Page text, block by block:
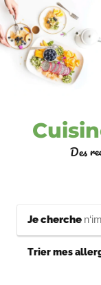
Des
Je cherche
Trier mes